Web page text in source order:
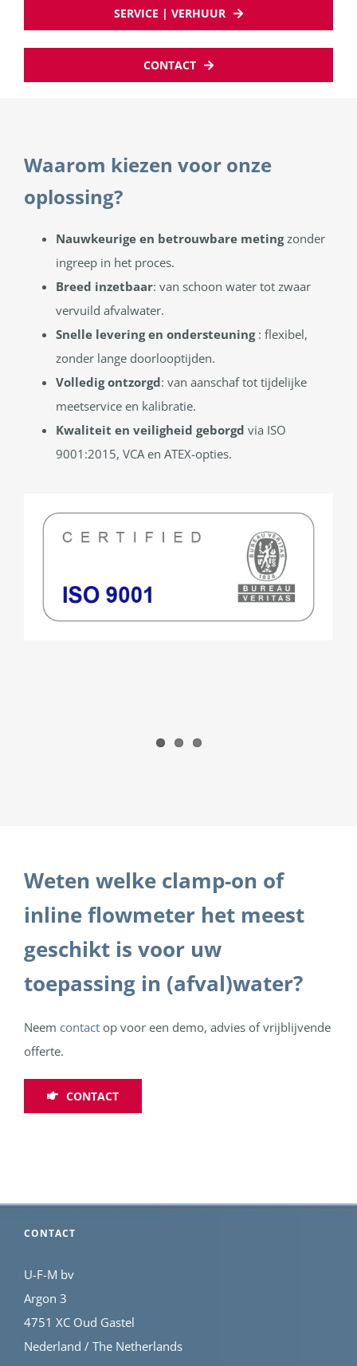
SERVICE | VERHUUR
CONTACT
Waarom kiezen voor onze
oplossing?
Nauwkeurige en betrouwbare metingzonder
ingreep in het proces.
Breed inzetbaar: van schoon water tot zwaar
vervuild afvalwater.
Snelle levering en ondersteuning: flexibel,
zonder lange doorlooptijden.
Volledig ontzorgd: van aanschaf tot tijdelijke
meetservice en kalibratie.
Kwaliteit en veiligheid geborgd via ISO
9001:2015, VCA en ATEX-opties.
Weten welke clamp-on of
inline flowmeter het meest
geschikt is voor uw
toepassing in (afval)water?
Neem contactop voor een demo, advies of vrijblijvende
offerte.
CONTACT
CONTACT
U-F-M bv
Argon 3
4751 XC Oud Gastel
Nederland / The Netherlands